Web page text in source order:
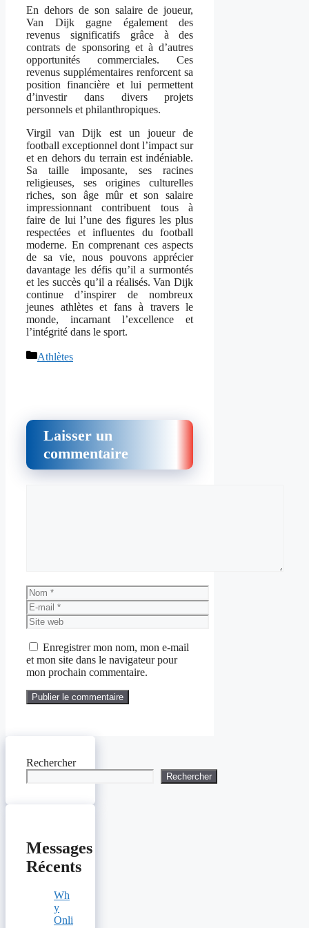
En dehors de son salaire de joueur,
Van Dijk gagne également des
revenus significatifs grâce à des
contrats de sponsoring et à d’autres
opportunités commerciales. Ces
revenus supplémentaires renforcent sa
position financière et lui permettent
d’investir dans divers projets
personnels et philanthropiques.
Virgil van Dijk est un joueur de
football exceptionnel dont l’impact sur
et en dehors du terrain est indéniable.
Sa taille imposante, ses racines
religieuses, ses origines culturelles
riches, son âge mûr et son salaire
impressionnant contribuent tous à
faire de lui l’une des figures les plus
respectées et influentes du football
moderne. En comprenant ces aspects
de sa vie, nous pouvons apprécier
davantage les défis qu’il a surmontés
et les succès qu’il a réalisés. Van Dijk
continue d’inspirer de nombreux
jeunes athlètes et fans à travers le
monde, incarnant l’excellence et
l’intégrité dans le sport.
Catégories
Athlètes
Laisser un
commentaire
Nom
E-
mail
Site
web
Enregistrer mon nom, mon e-mail
et mon site dans le navigateur pour
mon prochain commentaire.
Rechercher
Rechercher
Messages
Récents
Wh
y
Onli